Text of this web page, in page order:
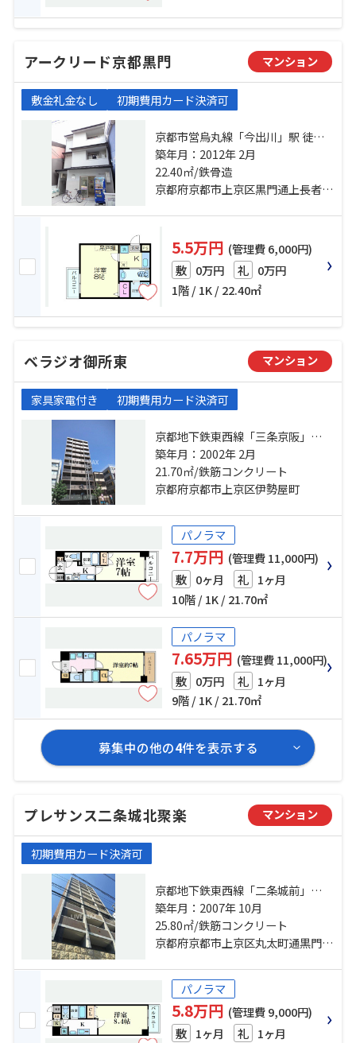
アークリード京都黒門 マンション
敷金礼金なし 初期費用カード決済可
京都市営烏丸線「今出川」駅 徒歩
20分 京都市営烏丸線「丸太町」
駅 徒歩21分 山陰本線「二条」駅 徒
歩28分
築年月：2012年 2月
22.40㎡/鉄骨造
京都府京都市上京区黒門通上長者町上る榎町
5.5万円 (管理費 6,000円)
敷 0万円 礼 0万円
1階 / 1K / 22.40㎡
ベラジオ御所東 マンション
家具家電付き 初期費用カード決済可
京都地下鉄東西線「三条京阪」
駅 徒歩15分 京阪鴨東線「神宮丸太
町」駅 徒歩5分 京都市営烏丸線「丸
太町」駅 徒歩14分
築年月：2002年 2月
21.70㎡/鉄筋コンクリート
京都府京都市上京区伊勢屋町
パノラマ
7.7万円 (管理費 11,000円)
敷 0ヶ月 礼 1ヶ月
10階 / 1K / 21.70㎡
パノラマ
7.65万円 (管理費 11,000円)
敷 0万円 礼 1ヶ月
9階 / 1K / 21.70㎡
募集中の他の4件を表示する
プレサンス二条城北聚楽 マンション
初期費用カード決済可
京都地下鉄東西線「二条城前」
駅 徒歩11分 京都市営烏丸線「丸太
町」駅 徒歩12分 山陰本線「二条」
駅 徒歩17分
築年月：2007年 10月
25.80㎡/鉄筋コンクリート
京都府京都市上京区丸太町通黒門東入藁屋町
パノラマ
5.8万円 (管理費 9,000円)
敷 1ヶ月 礼 1ヶ月